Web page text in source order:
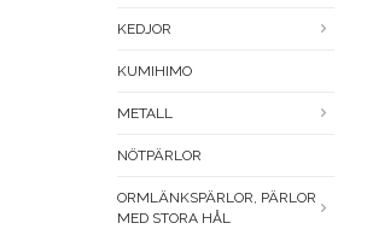
KEDJOR
KUMIHIMO
METALL
NÖTPÄRLOR
ORMLÄNKSPÄRLOR, PÄRLOR
MED STORA HÅL